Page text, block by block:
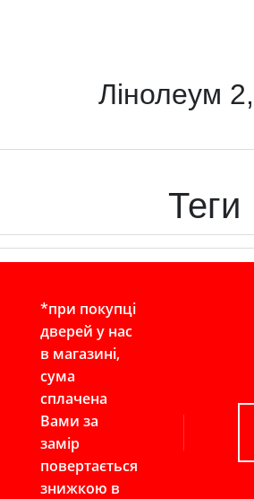
Лінолеум
Теги
*при покупці
дверей у нас
в магазині,
сума
сплачена
Вами за
замір
повертається
знижкою в